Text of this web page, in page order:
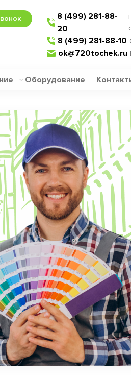
8 (499) 281-88-
20
8 (499) 281-88-10
ok@720tochek.ru
Оборудование